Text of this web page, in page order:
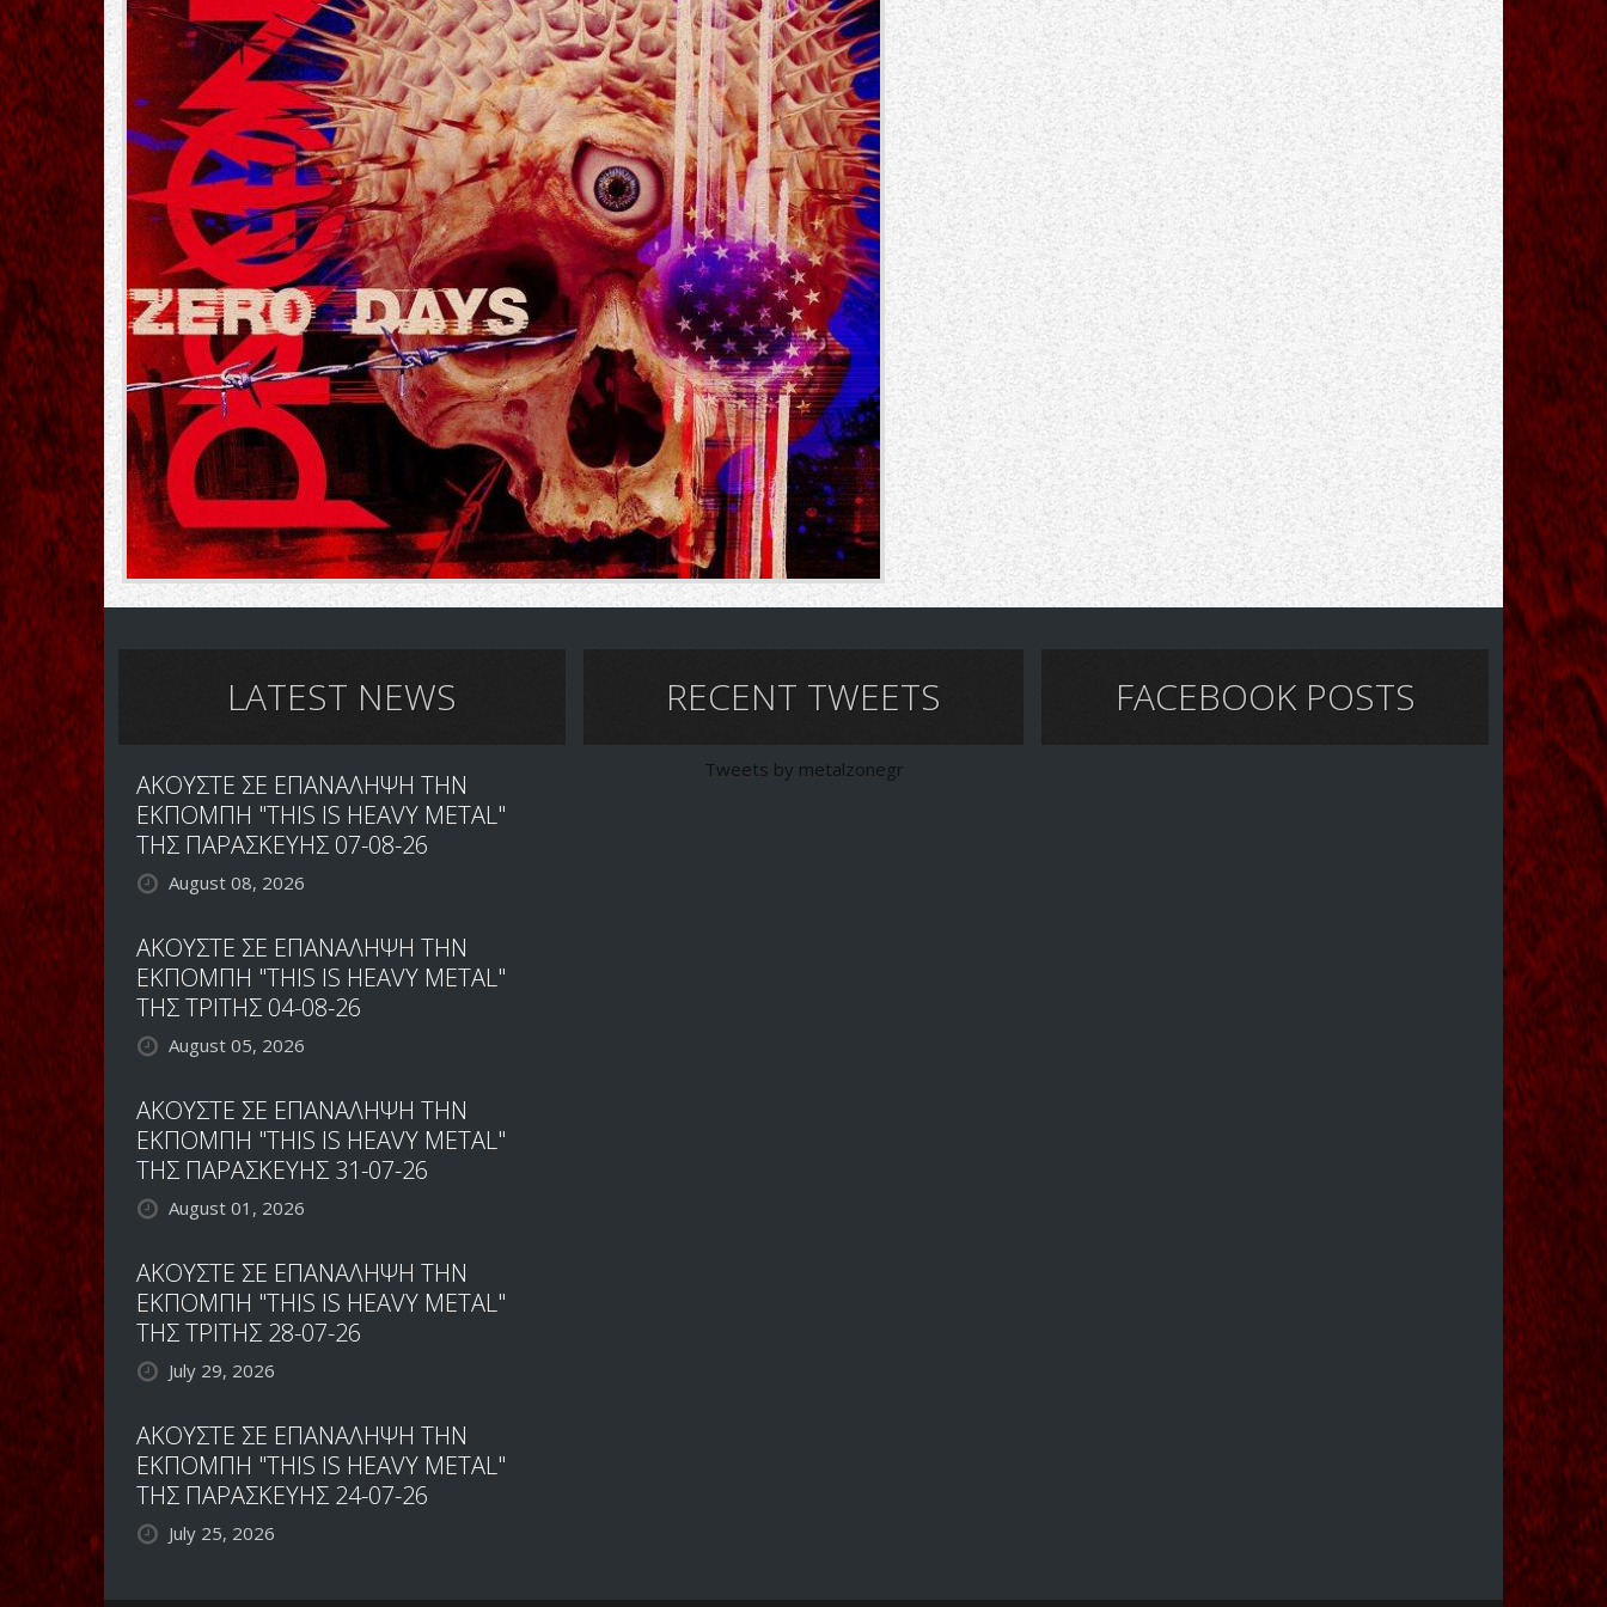
LATEST NEWS
ΑΚΟΥΣΤΕ ΣΕ ΕΠΑΝΑΛΗΨΗ ΤΗΝ
ΕΚΠΟΜΠΗ "THIS IS HEAVY METAL"
ΤΗΣ ΠΑΡΑΣΚΕΥΗΣ 07-08-26
August 08, 2026
ΑΚΟΥΣΤΕ ΣΕ ΕΠΑΝΑΛΗΨΗ ΤΗΝ
ΕΚΠΟΜΠΗ "THIS IS HEAVY METAL"
ΤΗΣ ΤΡΙΤΗΣ 04-08-26
August 05, 2026
ΑΚΟΥΣΤΕ ΣΕ ΕΠΑΝΑΛΗΨΗ ΤΗΝ
ΕΚΠΟΜΠΗ "THIS IS HEAVY METAL"
ΤΗΣ ΠΑΡΑΣΚΕΥΗΣ 31-07-26
August 01, 2026
ΑΚΟΥΣΤΕ ΣΕ ΕΠΑΝΑΛΗΨΗ ΤΗΝ
ΕΚΠΟΜΠΗ "THIS IS HEAVY METAL"
ΤΗΣ ΤΡΙΤΗΣ 28-07-26
July 29, 2026
ΑΚΟΥΣΤΕ ΣΕ ΕΠΑΝΑΛΗΨΗ ΤΗΝ
ΕΚΠΟΜΠΗ "THIS IS HEAVY METAL"
ΤΗΣ ΠΑΡΑΣΚΕΥΗΣ 24-07-26
July 25, 2026
RECENT TWEETS
Tweets by metalzonegr
FACEBOOK POSTS